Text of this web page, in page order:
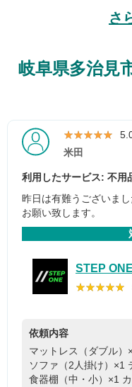
さ
岐阜県多治見
★★★★★
★★★★★
米田
利用したサービス: 不用
昨日は有難うございま
お願い致します。
STEP
★★★★★
★★★★★
依頼内容
マットレス（ダブル）
ソファ（2人掛け）×1
食器棚（中・小）×1